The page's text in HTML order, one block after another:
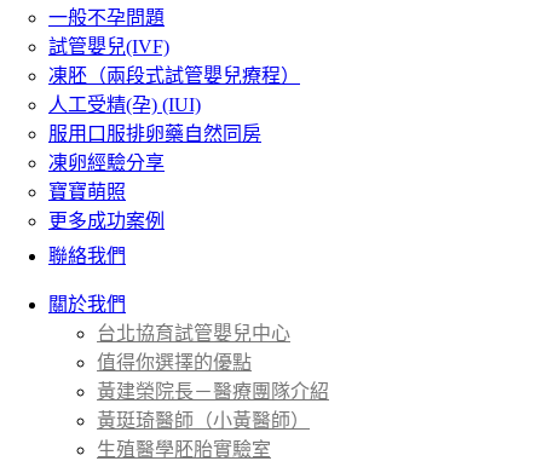
一般不孕問題
試管嬰兒(IVF)
凍胚（兩段式試管嬰兒療程）
人工受精(孕) (IUI)
服用口服排卵藥自然同房
凍卵經驗分享
寶寶萌照
更多成功案例
聯絡我們
關於我們
台北協育試管嬰兒中心
值得你選擇的優點
黃建榮院長－醫療團隊介紹
黃珽琦醫師（小黃醫師）
生殖醫學胚胎實驗室